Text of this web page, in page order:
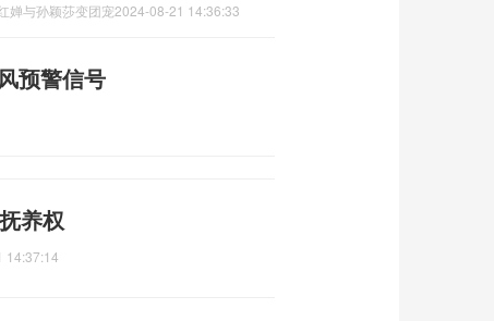
婵与孙颖莎变团宠2024-08-21 14:36:33
预警信号
养权
14:37:14